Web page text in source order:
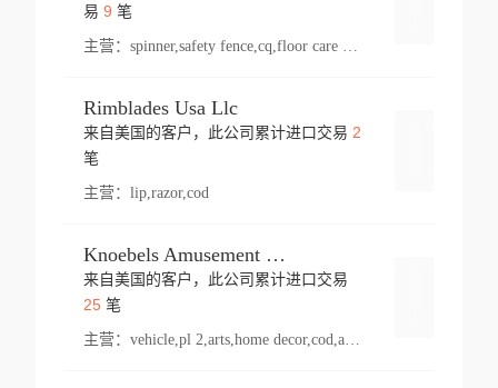
易 9 笔
主营：
Rimblades Usa Llc
来自美国的客户，此公司累计进口交易 2
笔
主营： lip,razor,cod
Knoebels Amusement Resort
来自美国的客户，此公司累计进口交易
25笔
主营： vehicle,pl 2,arts,home decor,cod,amusement ride,sea